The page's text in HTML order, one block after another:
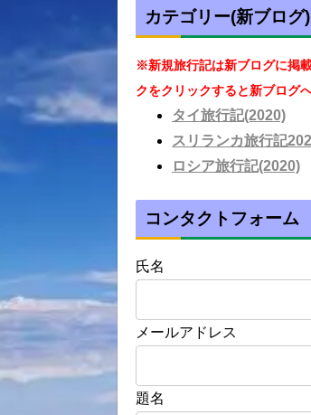
カテゴリー(新ブログ)
※新規旅行記は新ブログに掲
クをクリックすると新ブログ
タイ旅行記(2020)
スリランカ旅行記
ロシア旅行記(2020)
コンタクトフォーム
氏名
メールアドレス
題名